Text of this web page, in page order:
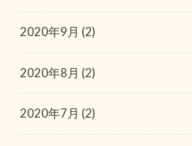
2020年9月 (2)
2020年8月 (2)
2020年7月 (2)